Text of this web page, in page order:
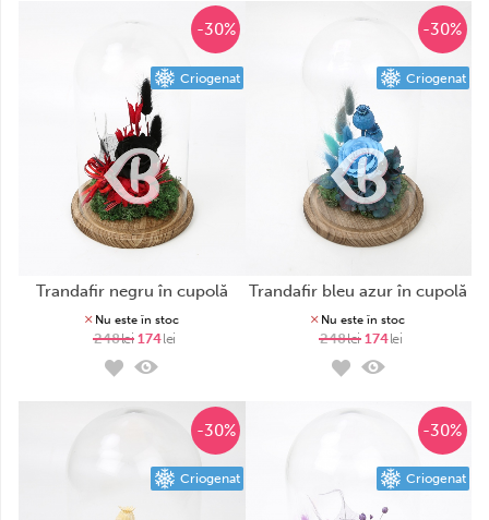
-30%
Criogenat
trandafir negru în cupolă
Nu este în stoc
248lei 174lei
-30%
Criogenat
trandafir bleu azur în cupolă
Nu este în stoc
248lei 174lei
-30%
Criogenat
-30%
Criogenat